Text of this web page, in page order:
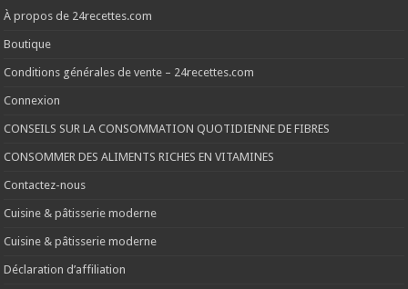
À propos de 24recettes.com
Boutique
Conditions générales de vente – 24recettes.com
Connexion
CONSEILS SUR LA CONSOMMATION QUOTIDIENNE DE FIBRES
CONSOMMER DES ALIMENTS RICHES EN VITAMINES
Contactez-nous
Cuisine & pâtisserie moderne
Cuisine & pâtisserie moderne
Déclaration d’affiliation